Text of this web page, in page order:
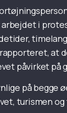
i
at
påvirket på
på begge
turismen